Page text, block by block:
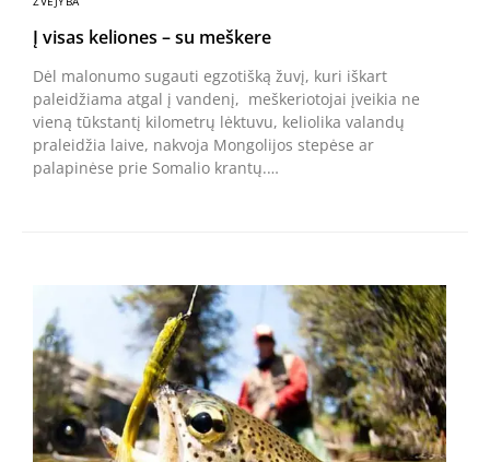
Į visas keliones – su meškere
Dėl malonumo sugauti egzotišką žuvį, kuri iškart
paleidžiama atgal į vandenį, meškeriotojai įveikia ne
vieną tūkstantį kilometrų lėktuvu, keliolika valandų
praleidžia laive, nakvoja Mongolijos stepėse ar
palapinėse prie Somalio krantų.…